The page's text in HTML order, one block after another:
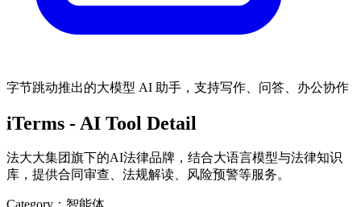
字节跳动推出的大模型 AI 助手，支持写作、问答、办公协作
iTerms - AI Tool Detail
法大大集团旗下的AI法律品牌，结合大语言模型与法律知识
库，提供合同审查、法规解读、风险预警等服务。